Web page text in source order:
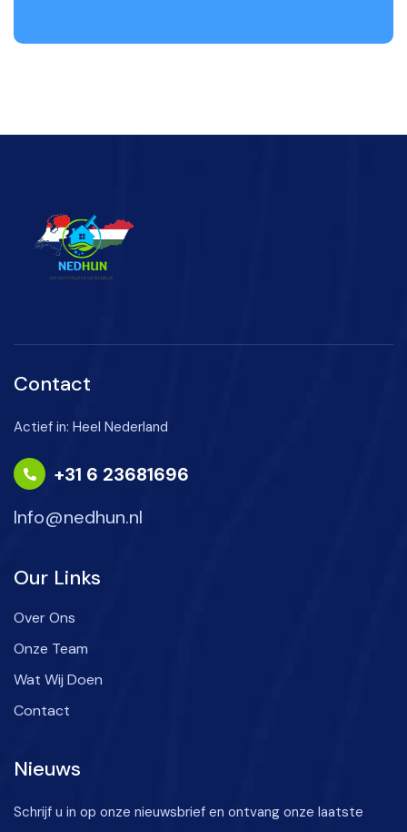
Contact
Actief in: Heel Nederland
+31 6 23681696
Info@nedhun.nl
Our Links
Over Ons
Onze Team
Wat Wij Doen
Contact
Nieuws
Schrijf u in op onze nieuwsbrief en ontvang onze laatste